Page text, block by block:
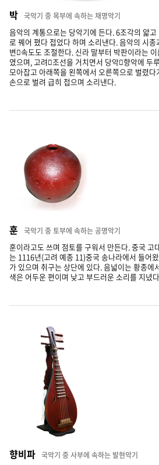
박 국악기 중 목부에 속하는 채명악기
음악의 계통으로는 당악기에 든다. 6조각의 얇
로 꿰어 폈다 접었다 하며 소리낸다. 음악의 시
변속도도 조절한다. 신라 말부터 박판이라는
였으며, 고려조선을 거치면서 당악향악에 두
모아잡고 아래쪽을 왼쪽에서 오른쪽으로 벌렸
손으로 벌려 급히 접으며 소리낸다.
훈 국악기 중 토부에 속하는 공명악기
훈이라고도 쓰며 점토를 구워서 만든다. 중국 고
는 1116년(고려 예종 11)중국 송나라에서 들어
가 있으며 취구는 상단에 있다. 음넓이는 황종에
색은 어두운 편이며 낮고 부드러운 소리를 지녔
향비파 국악기 중 사부에 속하는 발현악기